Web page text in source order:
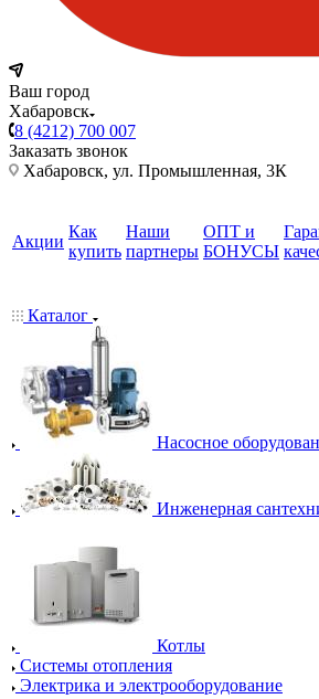
Ваш город
Хабаровск
8 (4212) 700 007
Заказать звонок
Хабаровск, ул. Промышленная, 3К
Акции
Как
купить
Наши
партнеры
ОПТ и
БОНУСЫ
Каталог
Насосное
Инженерная
Котлы
Системы отопления
Электрика и электрооборудование